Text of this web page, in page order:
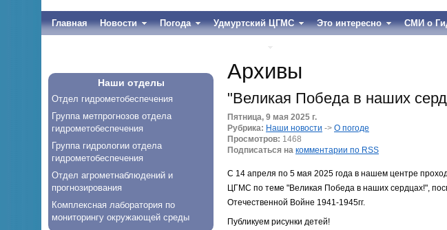
Главная Новости Погода Удмуртский ЦГМС Это интересно СМИ о
Наши отделы
Отдел гидрометобеспечения
Группа метпрогнозов отдела
гидрометобеспечения
Группа гидрологии отдела
гидрометобеспечения
Отдел агрометнаблюдений и
прогнозирования
Комплексная лаборатория по
мониторингу окружающей среды
Архивы
"Великая Победа в наших
Пятница, 9 мая 2025 г.
Рубрика: Наши новости -> О погоде
Просмотров: 1468
Подписаться на комментарии по RSS
С 14 апреля по 5 мая 2025 года в нашем центре
ЦГМС по теме "Великая Победа в наших сердцах!",
Отечественной Войне 1941-1945гг.
Публикуем рисунки детей!